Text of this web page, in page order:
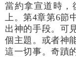
當約拿宣道時，
上。第4章第6節
出神的手段。可
個主題。或者神
這一切事。奇蹟